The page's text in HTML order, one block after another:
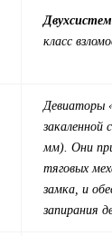
класс
Девиаторы
закаленной
мм). Они
тяговых
замка, и
запирания